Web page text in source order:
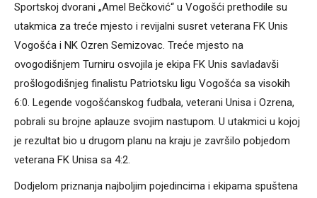
Sportskoj dvorani „Amel Bečković“ u Vogošći prethodile su
utakmica za treće mjesto i revijalni susret veterana FK Unis
Vogošća i NK Ozren Semizovac. Treće mjesto na
ovogodišnjem Turniru osvojila je ekipa FK Unis savladavši
prošlogodišnjeg finalistu Patriotsku ligu Vogošća sa visokih
6:0. Legende vogošćanskog fudbala, veterani Unisa i Ozrena,
pobrali su brojne aplauze svojim nastupom. U utakmici u kojoj
je rezultat bio u drugom planu na kraju je završilo pobjedom
veterana FK Unisa sa 4:2.
Dodjelom priznanja najboljim pojedincima i ekipama spuštena